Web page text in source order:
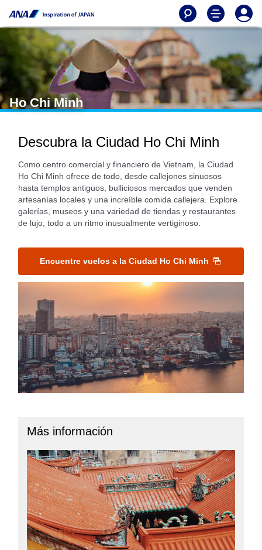
Ho Chi Minh
Descubra la Ciudad Ho Chi Minh
Como centro comercial y financiero de Vietnam, la Ciudad
Ho Chi Minh ofrece de todo, desde callejones sinuosos
hasta templos antiguos, bulliciosos mercados que venden
artesanías locales y una increíble comida callejera. Explore
galerías, museos y una variedad de tiendas y restaurantes
de lujo, todo a un ritmo inusualmente vertiginoso.
Encuentre vuelos a la Ciudad Ho Chi Minh
Más información